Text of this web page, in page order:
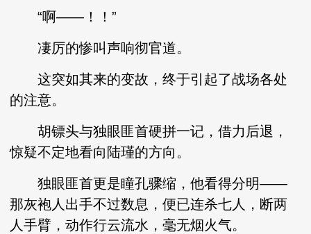
“啊——！！”
凄厉的惨叫声响彻官道。
这突如其来的变故，终于引起了战场各处
的注意。
胡镖头与独眼匪首硬拼一记，借力后退，
惊疑不定地看向陆瑾的方向。
独眼匪首更是瞳孔骤缩，他看得分明——
那灰袍人出手不过数息，便已连杀七人，断两
人手臂，动作行云流水，毫无烟火气。